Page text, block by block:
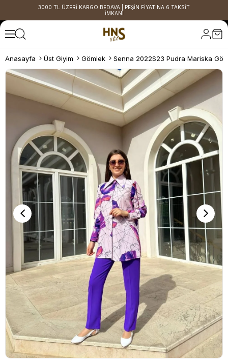
3000 TL ÜZERİ KARGO BEDAVA | PEŞİN FİYATINA 6 TAKSİT
İMKANI
Anasayfa Üst Giyim Gömlek Senna 2022S23 Pudra Mariska